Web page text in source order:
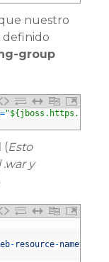
nuestro
definido
group
=
(Esto
y
- resource-name>